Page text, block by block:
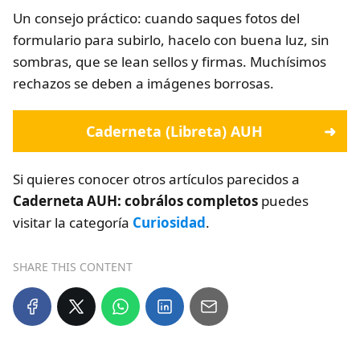
Un consejo práctico: cuando saques fotos del
formulario para subirlo, hacelo con buena luz, sin
sombras, que se lean sellos y firmas. Muchísimos
rechazos se deben a imágenes borrosas.
Caderneta (Libreta) AUH
Si quieres conocer otros artículos parecidos a
Caderneta AUH: cobrálos completos puedes
visitar la categoría Curiosidad.
SHARE THIS CONTENT